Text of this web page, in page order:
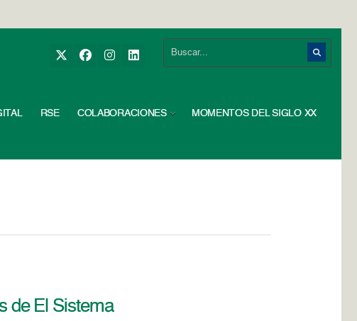
RSE COLABORACIONES MOMENTOS DEL SIGLO XX
de El Sistema